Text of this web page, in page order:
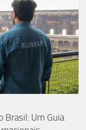
Brasil: Um Guia